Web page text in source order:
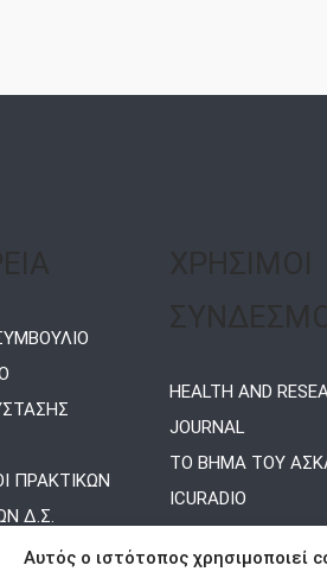
Αυτός ο ιστότοπος χρησιμοποιεί
ΠΡΑΚΤΙΚΩΝ
Δ.Σ.
HEALTH AND
JOURNAL
ΤΟ ΒΗΜΑ ΤΟΥ
ICURADIO
ΠΑΡΑΓΟΝΤΩΝ